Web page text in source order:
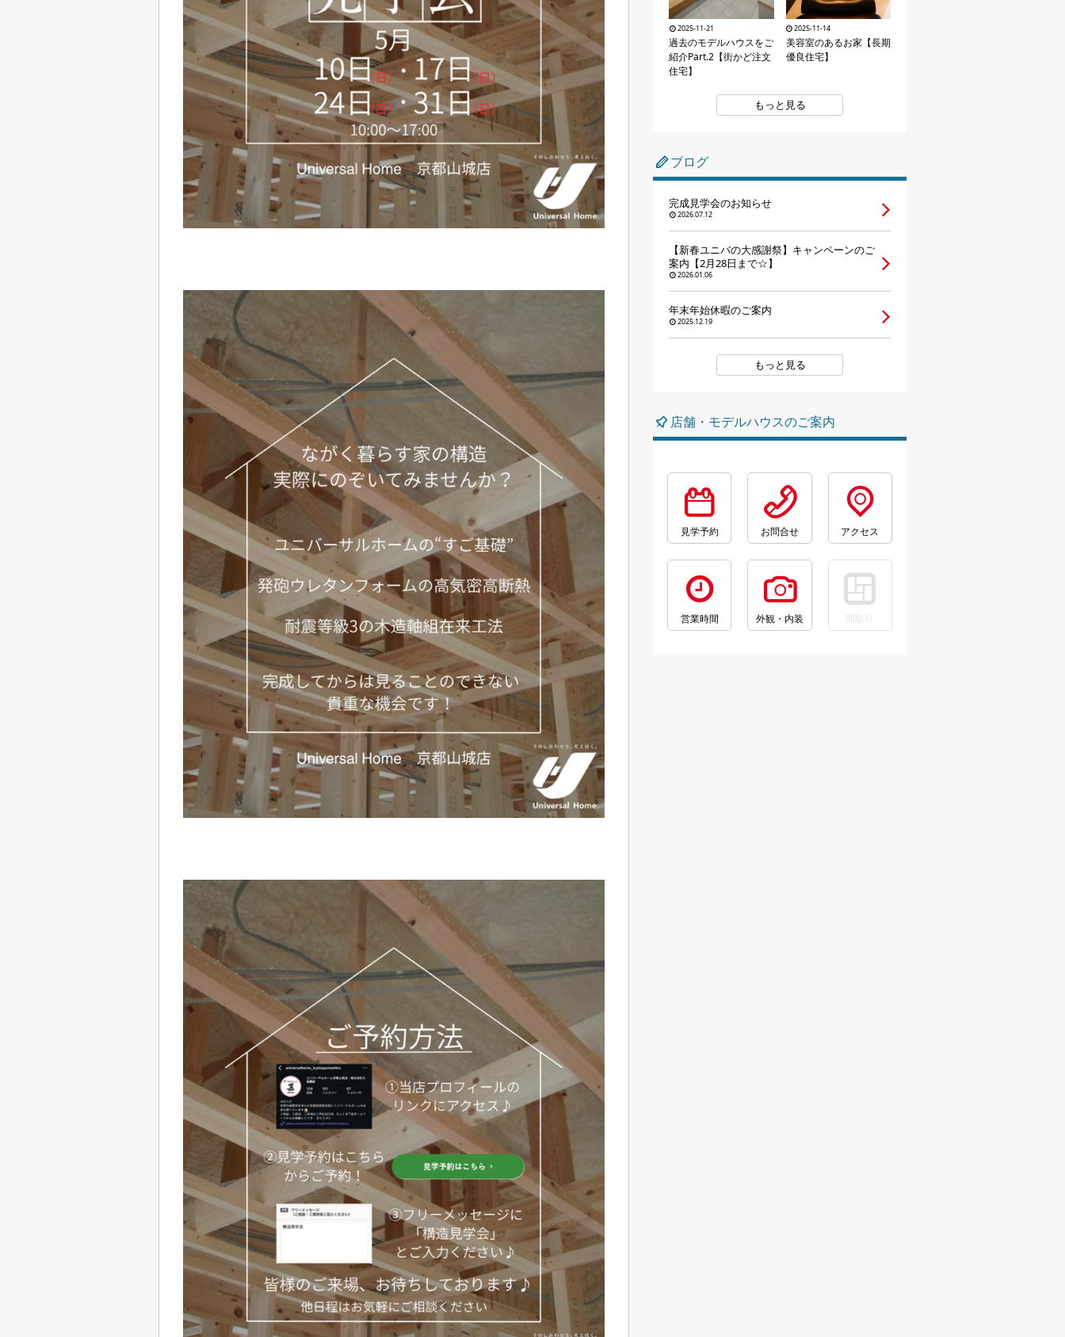
2025-11-21
過去のモデルハウスをご
紹介Part.2【街かど注文
住宅】
2025-11-14
美容室のあるお家【長期
優良住宅】
もっと見る
ブログ
完成見学会のお知らせ
2026.07.12
【新春ユニバの大感謝祭】キャンペーンのご
案内【2月28日まで☆】
2026.01.06
年末年始休暇のご案内
2025.12.19
もっと見る
店舗・モデルハウスのご案内
見学予約 お問合せ アクセス
営業時間 外観・内装 間取り